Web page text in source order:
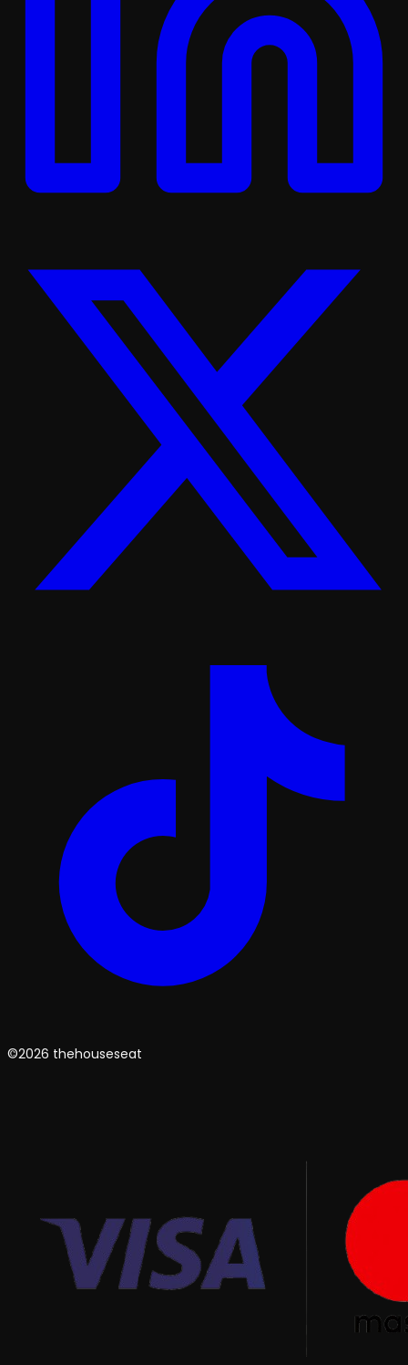
©2026 thehouseseat